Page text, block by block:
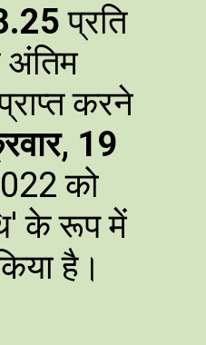
प्रति
करने
19
को
के रूप में
है।